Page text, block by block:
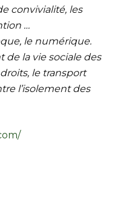
convivialité, les
…
le numérique.
de la vie sociale des
le transport
l’isolement des